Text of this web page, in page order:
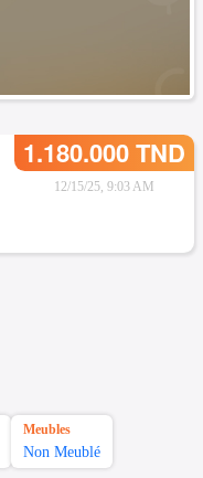
1.180.000 TND
12/15/25, 9:03 AM
Meubles
Non Meublé